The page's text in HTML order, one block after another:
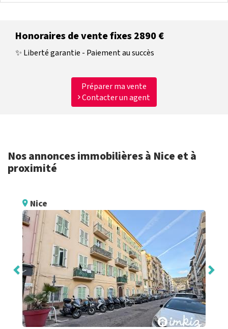
Honoraires de vente fixes 2890 €
✨ Liberté garantie - Paiement au succès
Préparer ma vente
Contacter un agent
Nos annonces immobilières à Nice et à
proximité
Nice